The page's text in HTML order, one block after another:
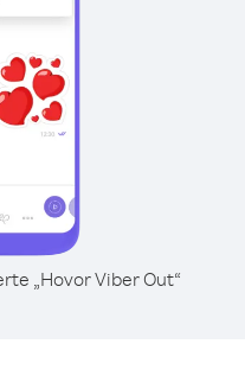
„Hovor Viber Out“